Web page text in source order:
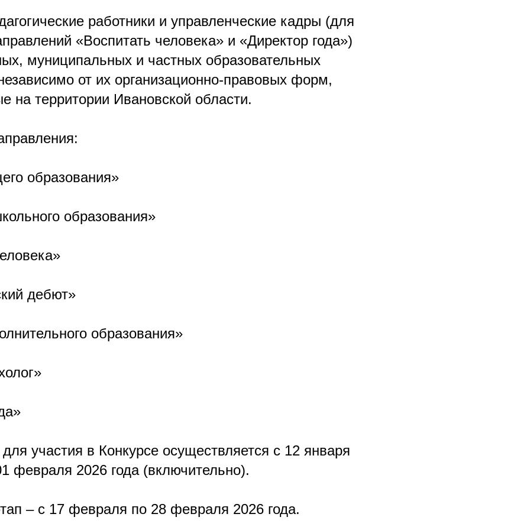
работники и управленческие кадры (для
«Воспитать человека» и «Директор года»)
муниципальных и частных образовательных
от их организационно-правовых форм,
на территории Ивановской области.
образования»
образования»
дебют»
образования»
участия в Конкурсе осуществляется с 12 января
февраля 2026 года (включительно).
– с 17 февраля по 28 февраля 2026 года.